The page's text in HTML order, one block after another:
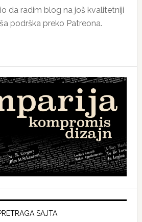
da radim blog na još kvalitetniji
podrška preko Patreona.
SAJTA